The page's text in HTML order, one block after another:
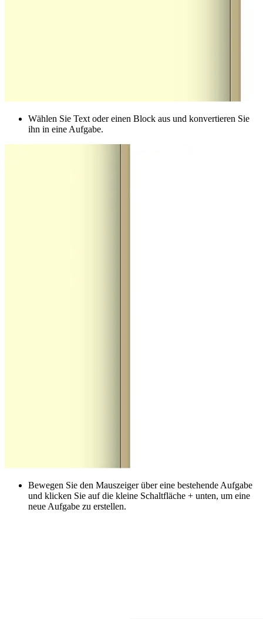
Wählen Sie Text oder einen Block aus und konvertieren Sie
ihn in eine Aufgabe.
Bewegen Sie den Mauszeiger über eine bestehende Aufgabe
und klicken Sie auf die kleine Schaltfläche + unten, um eine
neue Aufgabe zu erstellen.